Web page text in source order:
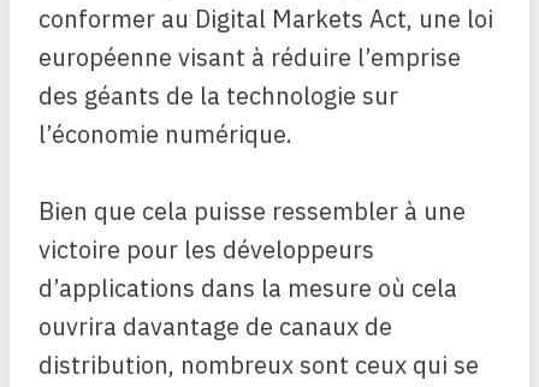
conformer au Digital Markets Act, une loi
européenne visant à réduire l’emprise
des géants de la technologie sur
l’économie numérique.
Bien que cela puisse ressembler à une
victoire pour les développeurs
d’applications dans la mesure où cela
ouvrira davantage de canaux de
distribution, nombreux sont ceux qui se